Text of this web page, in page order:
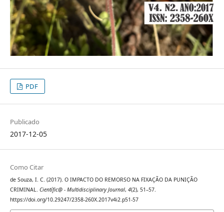
PDF
Publicado
2017-12-05
Como Citar
de Souza, I. C. (2017). O IMPACTO DO REMORSO NA FIXAÇÃO DA PUNIÇÃO
CRIMINAL. Científic@ - Multidisciplinary Journal, 4(2), 51–57.
https://doi.org/10.29247/2358-260X.2017v4i2.p51-57